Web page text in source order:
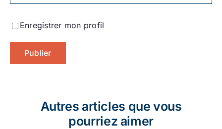
Enregistrer mon profil
Autres articles que vous
pourriez aimer